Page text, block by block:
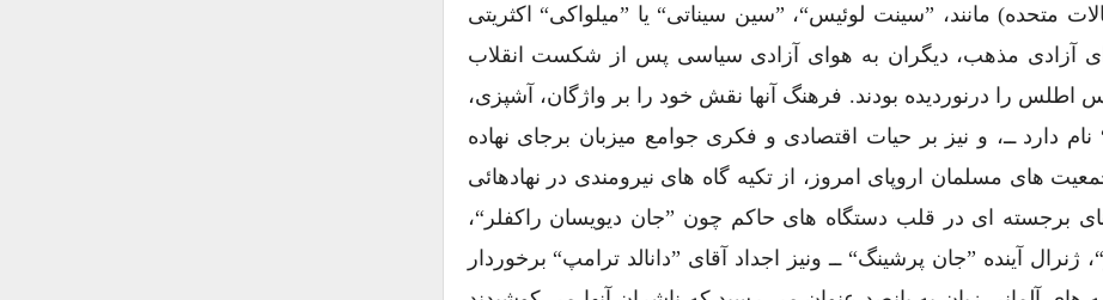
متحده) مانند، ”سینت لوئیس“، ”سین سیناتی“ یا ”میلواکی“ اکثریتی
آزادی مذهب، دیگران به هوای آزادی سیاسی پس از شکست انقلاب
اقیانوس اطلس را درنوردیده بودند. فرهنگ آنها نقش خود را بر واژگان، آشپزی،
نام دارد ــ، و نیز بر حیات اقتصادی و فکری جوامع میزبان برجای نهاده
های مسلمان اروپای امروز، از تکیه گاه های نیرومندی در نهادهائی
های برجسته ای در قلب دستگاه های حاکم چون ”جان دیویسان راکفلر“،
آینده ”جان پرشینگ“ ــ ونیز اجداد آقای ”دانالد ترامپ“ برخوردار